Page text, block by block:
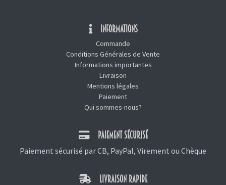
INFORMATIONS
Commande
Conditions Générales de Vente
Informations importantes
Livraison
Mentions légales
Paiement
Qui sommes-nous?
PAIEMENT SÉCURISÉ
Paiement sécurisé par CB, PayPal, Virement ou Chèque
LIVRAISON RAPIDE